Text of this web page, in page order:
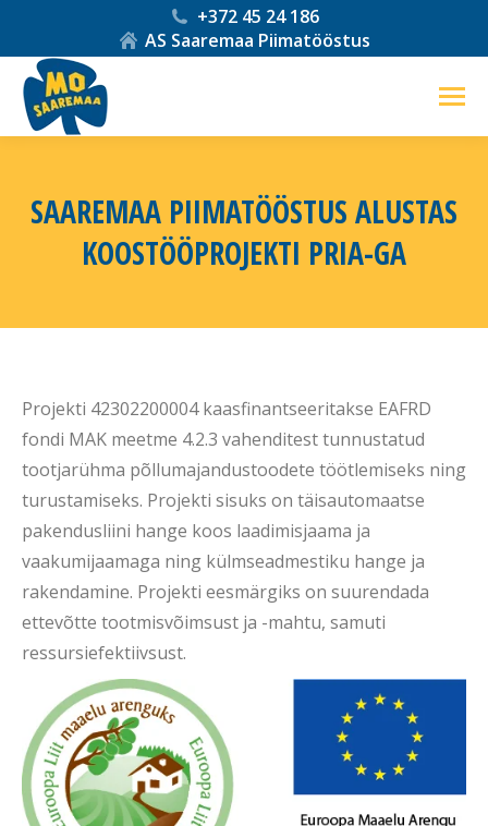
+372 45 24 186
AS Saaremaa Piimatööstus
SAAREMAA PIIMATÖÖSTUS ALUSTAS
KOOSTÖÖPROJEKTI PRIA-GA
Projekti 42302200004 kaasfinantseeritakse EAFRD
fondi MAK meetme 4.2.3 vahenditest tunnustatud
tootjarühma põllumajandustoodete töötlemiseks ning
turustamiseks. Projekti sisuks on täisautomaatse
pakendusliini hange koos laadimisjaama ja
vaakumijaamaga ning külmseadmestiku hange ja
rakendamine. Projekti eesmärgiks on suurendada
ettevõtte tootmisvõimsust ja -mahtu, samuti
ressursiefektiivsust.